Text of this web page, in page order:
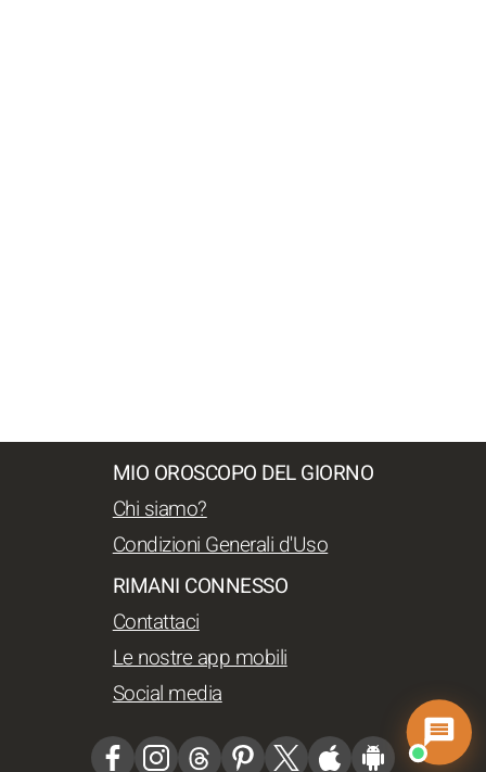
MIO OROSCOPO DEL GIORNO
Chi siamo?
Condizioni Generali d'Uso
RIMANI CONNESSO
Contattaci
Le nostre app mobili
Social media